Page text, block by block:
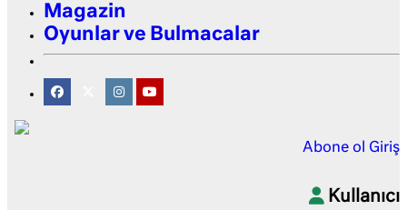
Magazin
Oyunlar ve Bulmacalar
Abone ol Giriş
Kullanıcı